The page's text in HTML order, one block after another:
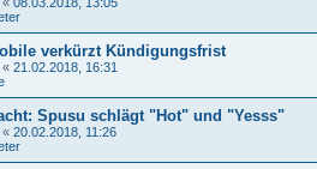
verkürzt Kündigungsfrist
« 21.02.2018, 16:31
Spusu schlägt "Hot" und "Yesss"
« 20.02.2018, 11:26